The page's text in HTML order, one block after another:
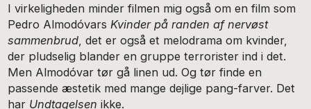
I virkeligheden minder filmen mig også om en film som
Pedro Almodóvars Kvinder på randen af nervøst
sammenbrud , det er også et melodrama om kvinder,
der pludselig blander en gruppe terrorister ind i det.
Men Almodóvar tør gå linen ud. Og tør finde en
passende æstetik med mange dejlige pang-farver. Det
har Undtagelsenikke.